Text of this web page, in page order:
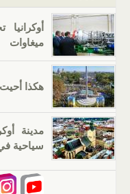
ميغاوات
هكذا أحيت
سياحية